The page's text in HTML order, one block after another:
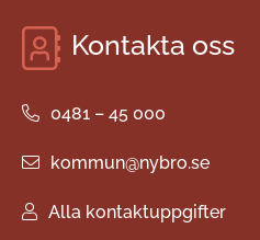
Kontakta oss
0481 – 45 000
kommun@nybro.se
Alla kontaktuppgifter